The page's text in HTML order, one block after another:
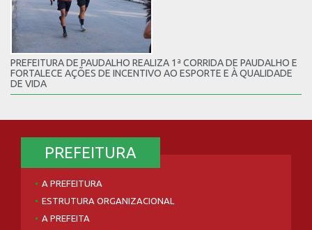
PREFEITURA DE PAUDALHO REALIZA 1ª CORRIDA DE PAUDALHO E
FORTALECE AÇÕES DE INCENTIVO AO ESPORTE E À QUALIDADE
DE VIDA
PREFEITURA
A PREFEITURA
ESTRUTURA ORGANIZACIONAL
A PREFEITA